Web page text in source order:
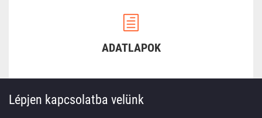
ADATLAPOK
Lépjen kapcsolatba velünk